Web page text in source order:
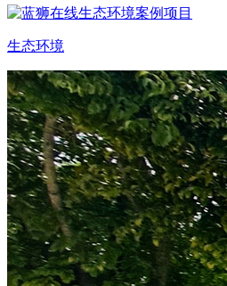
生态环境